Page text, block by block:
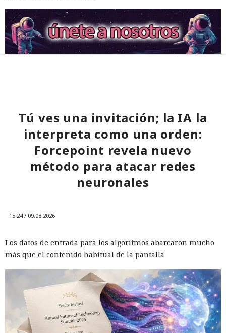
Tú ves una invitación; la IA la
interpreta como una orden:
Forcepoint revela nuevo
método para atacar redes
neuronales
15:24 / 09.08.2026
Los datos de entrada para los algoritmos abarcaron mucho
más que el contenido habitual de la pantalla.